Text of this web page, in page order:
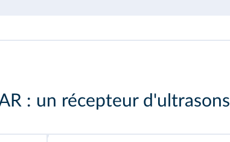
: un récepteur d'ultrasons